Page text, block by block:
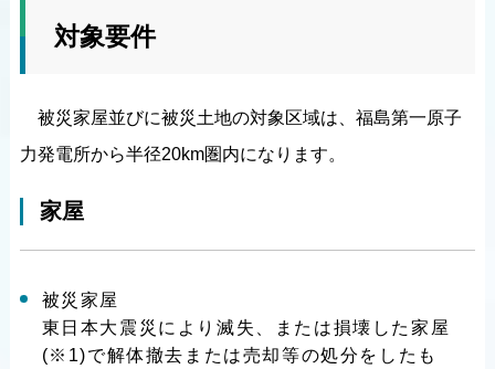
対象要件
被災家屋並びに被災土地の対象区域は、福島第一原子
力発電所から半径20km圏内になります。
家屋
被災家屋
東日本大震災により滅失、または損壊した家屋
(※1)で解体撤去または売却等の処分をしたも